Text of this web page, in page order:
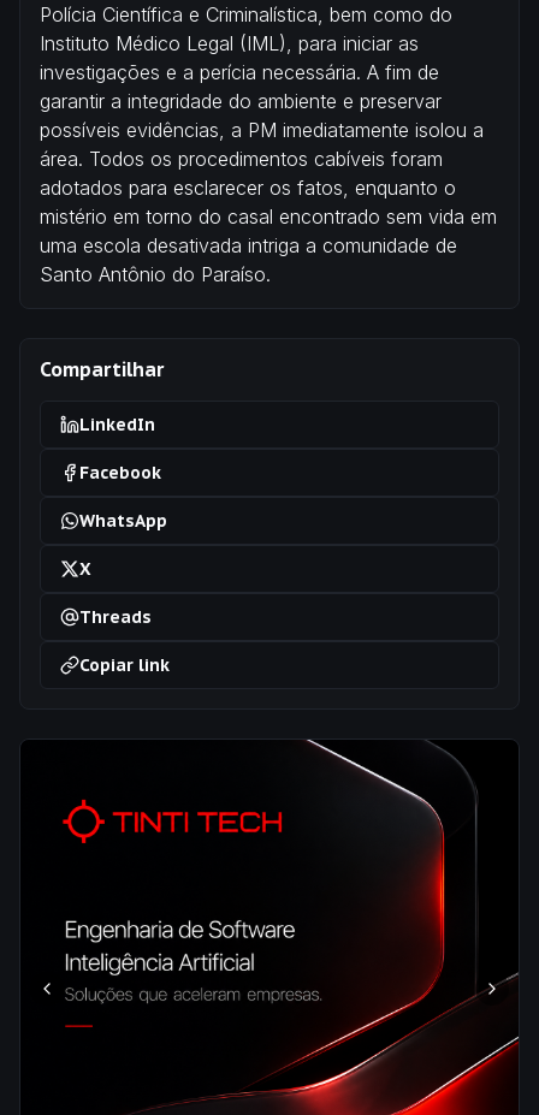
Polícia Científica e Criminalística, bem como do
Instituto Médico Legal (IML), para iniciar as
investigações e a perícia necessária. A fim de
garantir a integridade do ambiente e preservar
possíveis evidências, a PM imediatamente isolou a
área. Todos os procedimentos cabíveis foram
adotados para esclarecer os fatos, enquanto o
mistério em torno do casal encontrado sem vida em
uma escola desativada intriga a comunidade de
Santo Antônio do Paraíso.
Compartilhar
LinkedIn
Facebook
WhatsApp
X
Threads
Copiar link